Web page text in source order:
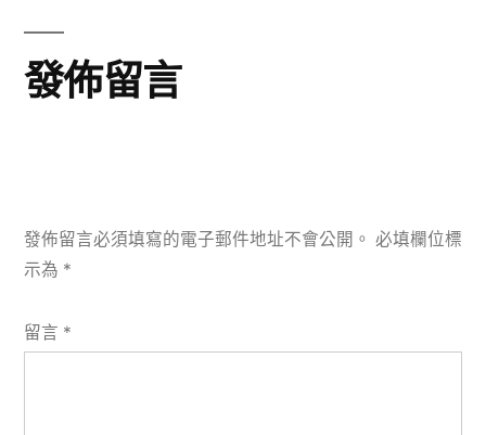
發佈留言
發佈留言必須填寫的電子郵件地址不會公開。 必填欄位標
示為 *
留言 *